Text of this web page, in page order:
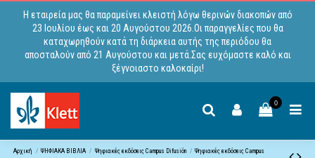
Η εταιρεία μας θα παραμείνει κλειστή λόγω θερινών διακοπών από
23 Ιουλίου έως και 20 Αυγούστου 2026.Οι παραγγελίες που θα
καταχωρηθούν κατά τη διάρκεια αυτής της περιόδου θα
αποσταλούν από 21 Αυγούστου και μετά.Σας ευχόμαστε καλό και
ξέγνοιαστο καλοκαίρι!
0
Αρχική ΨΗΦΙΑΚΑ ΒΙΒΛΙΑ Ψηφιακές εκδόσεις Campus Difusiόn
Ψηφιακές εκδόσεις Campus